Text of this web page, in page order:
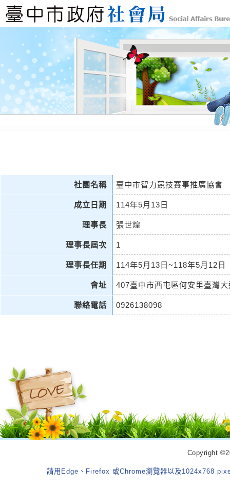
社團名稱 臺中市智力競技賽事推廣協會
成立日期 114年5月13日
理事長 張世煌
理事長屆次 1
理事長任期 114年5月13日~118年5月12日
會址 407臺中市西屯區何安里臺灣
聯絡電話 0926138098
Copyright
請用Edge、Firefox 或Chrome瀏覽器以及1024x768